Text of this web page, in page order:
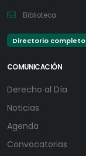
Biblioteca
Directorio completo
COMUNICACIÓN
Derecho al Día
Noticias
Agenda
Convocatorias